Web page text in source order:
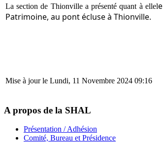
La section de Thionville a présenté quant à ellele
Patrimoine, au pont écluse à Thionville.
Mise à jour le Lundi, 11 Novembre 2024 09:16
A propos de la SHAL
Présentation / Adhésion
Comité, Bureau et Présidence